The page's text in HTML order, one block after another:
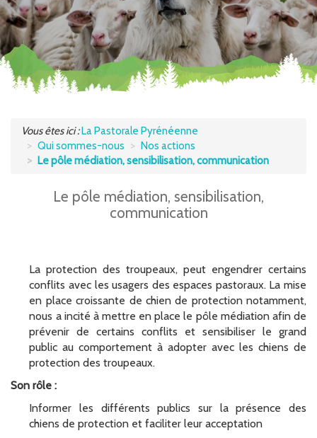
QUI SOMMES-NOUS
ELEVEURS
BERGERS
UTILISATEURS DE MONTAGNE
S'INFORMER
Vous êtes ici :La Pastorale Pyrénéenne
Qui sommes-nous
Nos actions
Le pôle médiation, sensibilisation, communication
Le pôle médiation, sensibilisation,
communication
La protection des troupeaux, peut engendrer certains
conflits avec les usagers des espaces pastoraux. La mise
en place croissante de chien de protection notamment,
nous a incité à mettre en place le pôle médiation afin de
prévenir de certains conflits et sensibiliser le grand
public au comportement à adopter avec les chiens de
protection des troupeaux.
Son rôle :
Informer les différents publics sur la présence des
chiens de protection et faciliter leur acceptation